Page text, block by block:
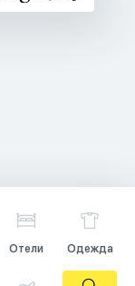
Отели Одежда